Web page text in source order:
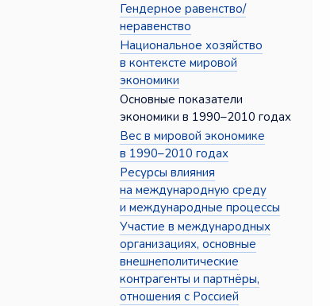
Гендерное равенство/
неравенство
Национальное хозяйство
в контексте мировой
экономики
Основные показатели
экономики в 1990–2010 годах
Вес в мировой экономике
в 1990–2010 годах
Ресурсы влияния
на международную среду
и международные процессы
Участие в международных
организациях, основные
внешнеполитические
контрагенты и партнёры,
отношения с Россией